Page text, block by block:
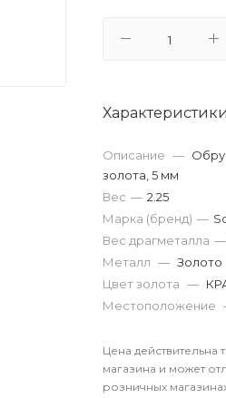
Характеристики
Описание —
золота, 5 мм
Вес драгметалла —
Марка (бренд) —
Вес — 2.25
Металл — Золото
Цвет золота —
Местоположение
Цена действительна
магазина и может
розничных